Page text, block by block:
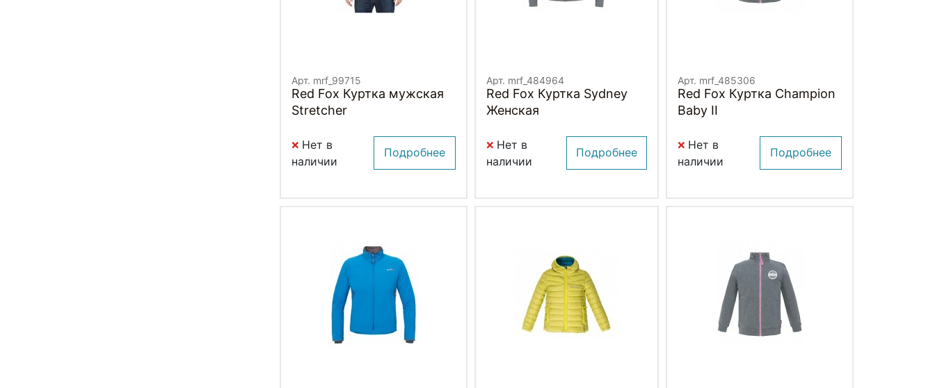
Арт. mrf_99715
Red Fox Куртка мужская
Stretcher
Нет в
наличии
Подробнее
Арт. mrf_484964
Red Fox Куртка Sydney
Женская
Нет в
наличии
Подробнее
Арт. mrf_485306
Red Fox Куртка Champion
Baby II
Нет в
наличии
Подробнее